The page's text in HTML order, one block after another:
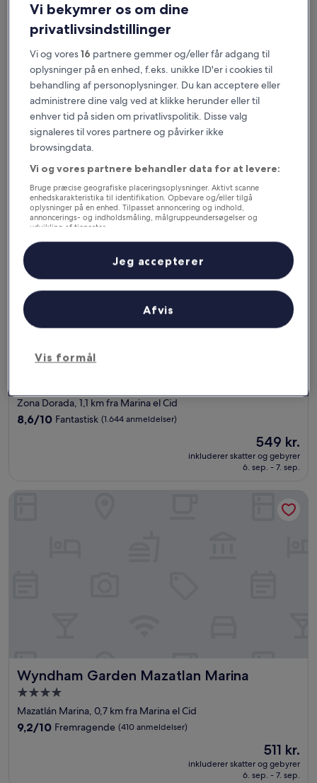
Costa Veleros Apartments
Costa Veleros Apartments
3.0-
stjernet
overnatningssted
Marina el Cid
anmeldelser)
8,2/10 Alletiders (21 anmeldelser)
DoubleTree by Hilton Mazatlan
DoubleTree by Hilton Mazatlan
stjernet
overnatningssted
Zona Dorada, 1,1 km fra Marina el Cid
8.6
anmeldelser)
8,6/10 Fantastisk (1.644 anmeldelser)
Prisen
549 kr.
549 kr.
inkluderer skatter og gebyrer
6. sep. - 7. sep.
DoubleTree by Hilton Mazatlan
Wyndham Garden Mazatlan Marina
Wyndham Garden Mazatlan Marina
4.0-
stjernet
overnatningssted
Mazatlán Marina, 0,7 km fra Marina el Cid
9.2
9,2/10 Fremragende (410 anmeldelser)
Prisen
er
511 kr.
511 kr.
inkluderer skatter og gebyrer
6. sep. - 7. sep.
Wyndham Garden Mazatlan Marina
Vi bekymrer os om dine
privatlivsindstillinger
Vi og vores16 partnere gemmer og/eller får adgang til
oplysninger på en enhed, f.eks. unikke ID'er i cookies til
behandling af personoplysninger. Du kan acceptere eller
administrere dine valg ved at klikke herunder eller til
enhver tid på siden om privatlivspolitik. Disse valg
signaleres til vores partnere og påvirker ikke
browsingdata.
Vi og vores partnere behandler data for at levere:
Bruge præcise geografiske placeringsoplysninger. Aktivt scanne
enhedskarakteristika til identifikation. Opbevare og/eller tilgå
oplysninger på en enhed. Tilpasset annoncering og indhold,
annoncerings- og indholdsmåling, målgruppeundersøgelser og
udvikling af tjenester.
Liste over partnere (leverandører)
Vis formål
Afvis
Jeg accepterer